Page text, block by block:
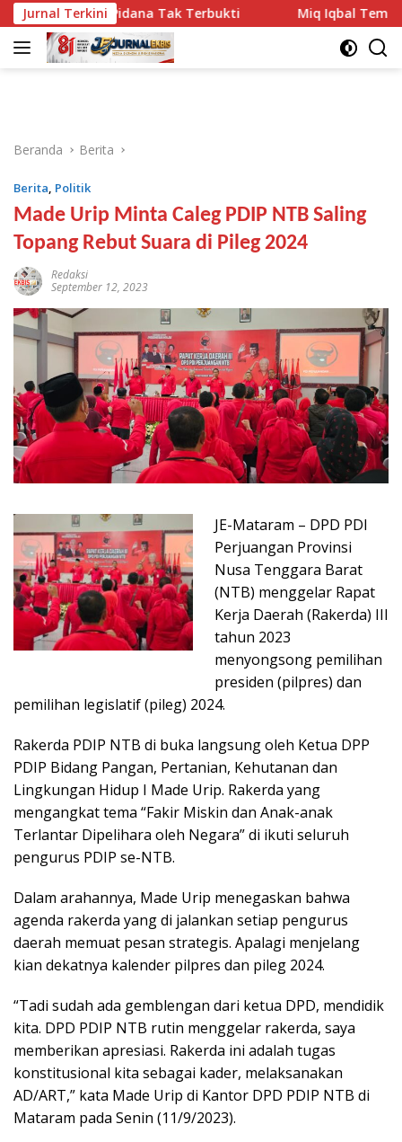
Langsung
ke
konten
Jurnal Terkini
Tak Terbukti Miq Iqbal Temukan Model SMK
Beranda Berita
Berita, Politik
Made Urip Minta Caleg PDIP NTB Saling
Topang Rebut Suara di Pileg 2024
Redaksi
September 12, 2023
JE-Mataram – DPD PDI
Perjuangan Provinsi
Nusa Tenggara Barat
(NTB) menggelar Rapat
Kerja Daerah (Rakerda) III
tahun 2023
menyongsong pemilihan
presiden (pilpres) dan
pemilihan legislatif (pileg) 2024.
Rakerda PDIP NTB di buka langsung oleh Ketua DPP
PDIP Bidang Pangan, Pertanian, Kehutanan dan
Lingkungan Hidup I Made Urip. Rakerda yang
mengangkat tema “Fakir Miskin dan Anak-anak
Terlantar Dipelihara oleh Negara” di ikuti seluruh
pengurus PDIP se-NTB.
Dalam arahannya, Made Urip menegaskan bahwa
agenda rakerda yang di jalankan setiap pengurus
daerah memuat pesan strategis. Apalagi menjelang
kian dekatnya kalender pilpres dan pileg 2024.
“Tadi sudah ada gemblengan dari ketua DPD, mendidik
kita. DPD PDIP NTB rutin menggelar rakerda, saya
memberikan apresiasi. Rakerda ini adalah tugas
konstitusional kita sebagai kader, melaksanakan
AD/ART,” kata Made Urip di Kantor DPD PDIP NTB di
Mataram pada Senin (11/9/2023).